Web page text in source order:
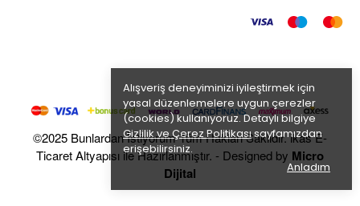
Alışveriş deneyiminizi iyileştirmek için
yasal düzenlemelere uygun çerezler
(cookies) kullanıyoruz. Detaylı bilgiye
Gizlilik ve Çerez Politikasısayfamızdan
erişebilirsiniz.
Anladım
©2025 Bunlardan İstiyorum Tüm Hakları Saklıdır. ikas E-
Ticaret Altyapısı ile Hazırlanmıştır. - Designed by Micro
Dijital